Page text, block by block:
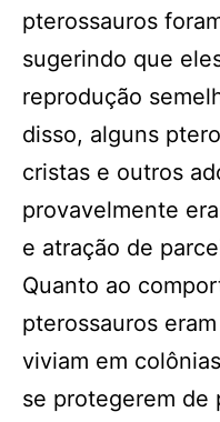
pterossauros
sugerindo que
reprodução
disso, alguns
cristas e outros
provavelmente
e atração de
Quanto ao
pterossauros
viviam em
se protegerem de